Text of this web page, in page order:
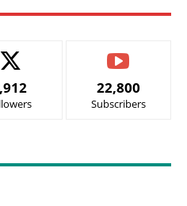
22,800
Subscribers